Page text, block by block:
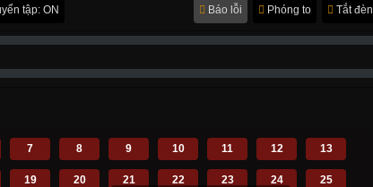
tập: ON Tắt đèn
Phóng to
Báo lỗi
7 8 9 10 11 12 13
19 20 21 22 23 24 25